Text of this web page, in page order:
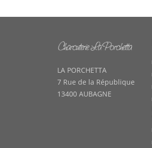
LA PORCHETTA
7 Rue de la République
13400 AUBAGNE